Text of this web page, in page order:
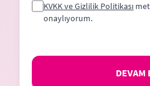
KVKK ve Gizlilik Politikası
onaylıyorum.
DEVAM